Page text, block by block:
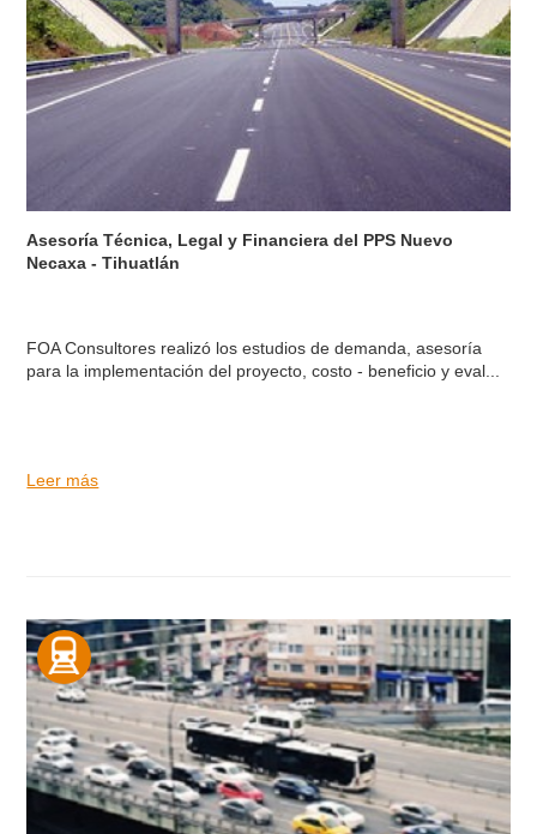
Asesoría Técnica, Legal y Financiera del PPS Nuevo
Necaxa - Tihuatlán
FOA Consultores realizó los estudios de demanda, asesoría
para la implementación del proyecto, costo - beneficio y eval...
Leer más